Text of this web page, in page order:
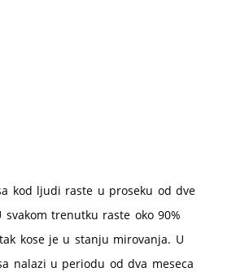
kod ljudi raste u proseku od dve
trenutku raste oko 90%
kose je u stanju mirovanja. U
nalazi u periodu od dva meseca